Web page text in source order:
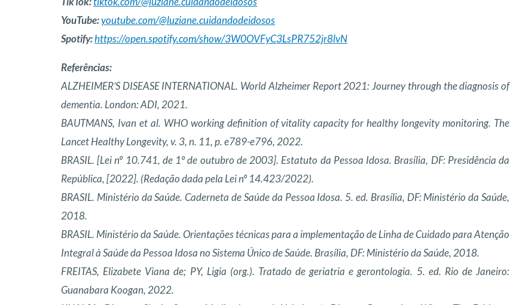
YouTube:youtube.com/@luziane.cuidandodeidosos
Spotify:https://open.spotify.com/show/3W0OVFyC3LsPR752jr8lvN
Referências:
ALZHEIMER’S DISEASE INTERNATIONAL. World Alzheimer Report 2021: Journey through the diagnosis of
dementia. London: ADI, 2021.
BAUTMANS, Ivan et al. WHO working definition of vitality capacity for healthy longevity monitoring. The
Lancet Healthy Longevity, v. 3, n. 11, p. e789-e796, 2022.
BRASIL. [Lei nº 10.741, de 1º de outubro de 2003]. Estatuto da Pessoa Idosa. Brasília, DF: Presidência da
República, [2022]. (Redação dada pela Lei nº 14.423/2022).
BRASIL. Ministério da Saúde. Caderneta de Saúde da Pessoa Idosa. 5. ed. Brasília, DF: Ministério da Saúde,
2018.
BRASIL. Ministério da Saúde. Orientações técnicas para a implementação de Linha de Cuidado para Atenção
Integral à Saúde da Pessoa Idosa no Sistema Único de Saúde. Brasília, DF: Ministério da Saúde, 2018.
FREITAS, Elizabete Viana de; PY, Ligia (org.). Tratado de geriatria e gerontologia. 5. ed. Rio de Janeiro:
Guanabara Koogan, 2022.